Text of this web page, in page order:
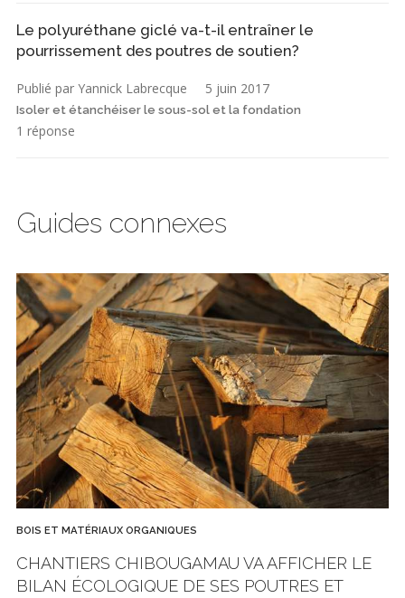
Le polyuréthane giclé va-t-il entraîner le
pourrissement des poutres de soutien?
Publié par Yannick Labrecque 5 juin 2017
Isoler et étanchéiser le sous-sol et la fondation
1 réponse
Guides connexes
BOIS ET MATÉRIAUX ORGANIQUES
CHANTIERS CHIBOUGAMAU VA AFFICHER LE
BILAN ÉCOLOGIQUE DE SES POUTRES ET